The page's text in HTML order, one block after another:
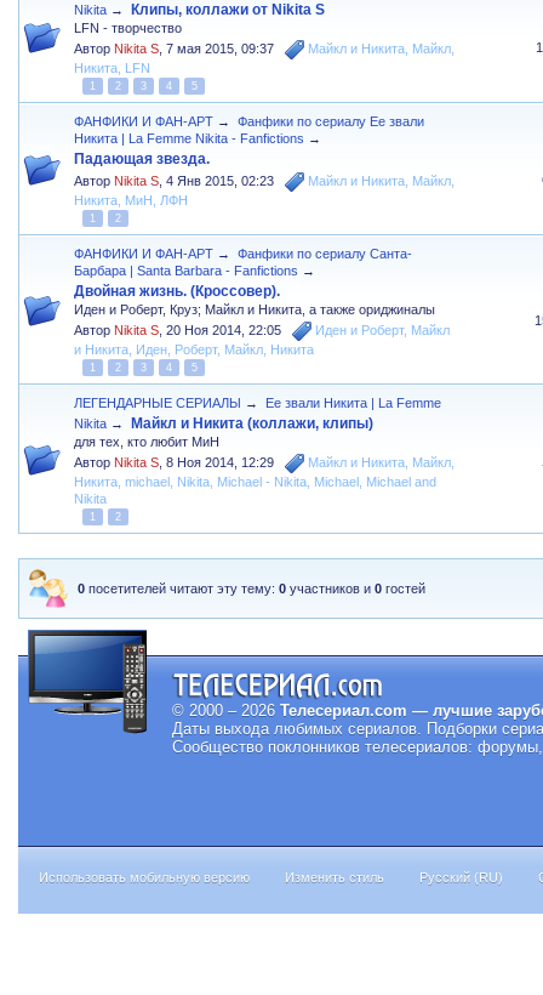
Nikita → Клипы, коллажи от Nikita S
LFN - творчество
Автор Nikita S ,7 мая 2015, 09:37 Майкл и Никита Майкл
Никита, LFN
1 2 3 4 5
ФАНФИКИ И ФАН-АРТ →
Фанфики по сериалу Ее звали
Никита | La Femme Nikita - Fanfictions →
Падающая звезда.
Автор Nikita S ,4 Янв 2015, 02:23 Майкл и Никита Майкл
Никита, МиН ,ЛФН
1 2
ФАНФИКИ И ФАН-АРТ →
Фанфики по сериалу Санта-
Барбара | Santa Barbara - Fanfictions →
Двойная жизнь. (Кроссовер).
Иден и Роберт, Круз; Майкл и Никита, а также ориджиналы
Автор Nikita S ,20 Ноя 2014, 22:05 Иден и Роберт, Майкл
и Никита, Иден, Роберт, Майкл, Никита
1 2 3 4 5
ЛЕГЕНДАРНЫЕ СЕРИАЛЫ →
Ее звали Никита | La Femme
Nikita → Майкл и Никита (коллажи, клипы)
для тех, кто любит МиН
Автор Nikita S ,8 Ноя 2014, 12:29 Майкл и Никита Майкл
Никита,michael , Nikita, Michael - Nikita, Michael , Michael and
Nikita
1 2
0 посетителей читают эту тему:0 участников и0 гостей
© 2000 – 2026 Телесериал.com — лучшие
Даты выхода любимых сериалов. Подборки
Сообщество поклонников телесериалов:
Использовать мобильную версию Изменить стиль Русский (RU)